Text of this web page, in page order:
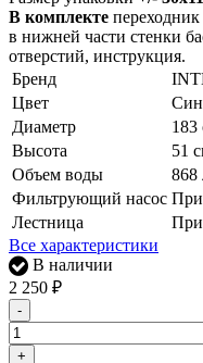
В комплекте
в нижней части стенки
отверстий, инструкция.
Бренд
Цвет
Диаметр
183
Высота
51
Объем воды
868
Фильтрующий насос
Лестница
Все характеристики
В наличии
2 250 ₽
-
+